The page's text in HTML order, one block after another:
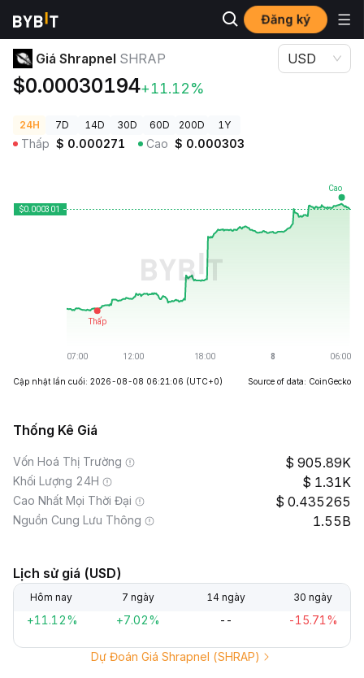
Đăng ký
Giá Tiền Điện Tử
Giá Shrapnel SHRAP
$0.00030194+11.12%
USD
24H 7D 14D 30D 60D 200D 1Y
Thấp $ 0.000271 Cao $ 0.000303
Cập nhật lần cuối: 2026-08-08 06:21:06 (UTC+0) Source of data: CoinGecko
Thống Kê Giá
Vốn Hoá Thị Trường 905.89K
Khối Lượng 24H 1.31K
Cao Nhất Mọi Thời Đại 0.435265
Nguồn Cung Lưu Thông 1.55B
Lịch sử giá (USD)
Hôm nay 7 ngày 14 ngày 30 ngày
+11.12% +7.02% -- -15.71%
Dự Đoán Giá Shrapnel (SHRAP)